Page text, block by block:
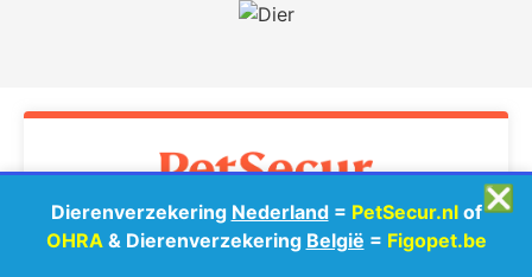
NEDERLAND
Verzekering voor
❎
Dierenverzekering Nederland= PetSecur.nlof
OHRA& Dierenverzekering België = Figopet.be